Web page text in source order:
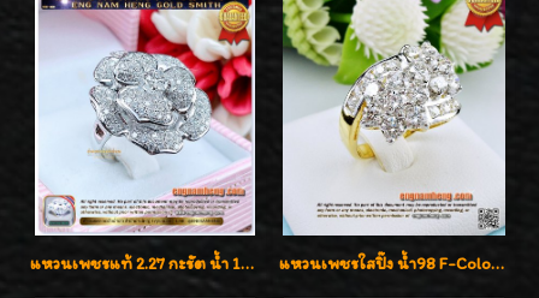
แหวนเพชรแท้ 2.27 กะรัต น้ำ 100% เบลเยี่ยมคัท ลวดลายดอกกุหลาบหรู แหวนเพชรใสปิ๊ง น้ำ98 F-Color/VVS1 น้ำหนักเพชรรวม 2.56 กะรัต ใส่เต็มนิ้วเพชรเป็นน้ำเป็นเนื้อสวยมากๆค่ะ